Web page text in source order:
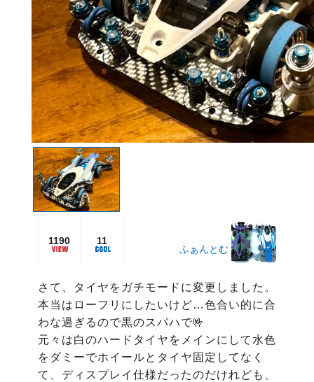
1190 11
ふぁんとむ
さて、タイヤをガチモードに変更しました。
本当はローフリにしたいけど…色合い的に合
わな過ぎるので黒のスパハで🤟
元々は白のハードタイヤをメインにして水色
をダミーでホイールとタイヤ固定してなく
て、ディスプレイ仕様だったのだけれども、